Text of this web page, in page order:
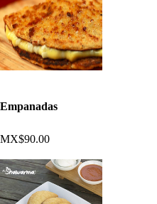
Empanadas
MX$90.00